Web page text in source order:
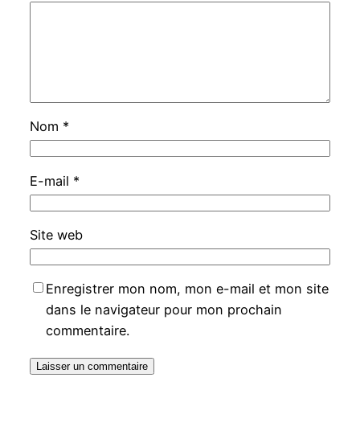
Nom *
E-mail *
Site web
Enregistrer mon nom, mon e-mail et mon site
dans le navigateur pour mon prochain
commentaire.